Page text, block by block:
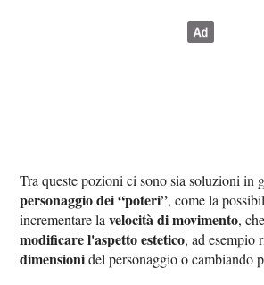
Tra queste pozioni ci sono sia soluzioni in
personaggio dei “poteri”, come la
incrementare lavelocità di movimento,
modificare l'aspetto estetico, ad esempio
dimensionidel personaggio o cambiando